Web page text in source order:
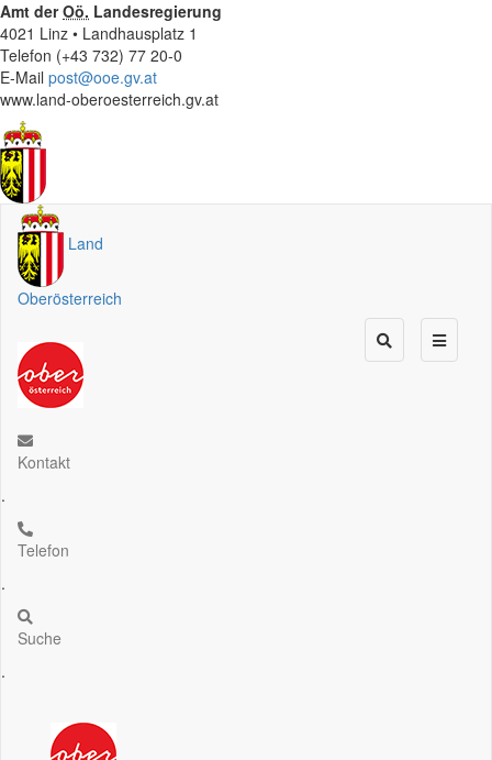
Amt derOö. Landesregierung
4021 Linz • Landhausplatz 1
Telefon (+43 732) 77 20-0
E-Mail post@ooe.gv.at
www.land-oberoesterreich.gv.at
Land
Oberösterreich
Kontakt
.
Telefon
.
Suche
.